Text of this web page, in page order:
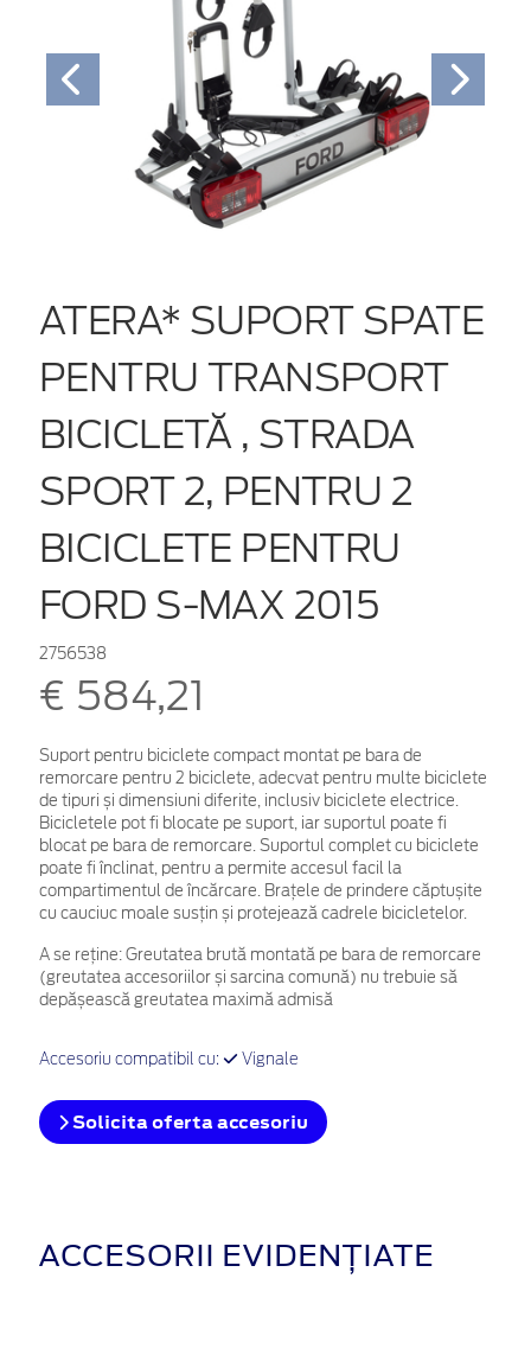
ATERA* SUPORT SPATE
PENTRU TRANSPORT
BICICLETĂ , STRADA
SPORT 2, PENTRU 2
BICICLETE PENTRU
FORD S-MAX 2015
2756538
€ 584,21
Suport pentru biciclete compact montat pe bara de
remorcare pentru 2 biciclete, adecvat pentru multe biciclete
de tipuri și dimensiuni diferite, inclusiv biciclete electrice.
Bicicletele pot fi blocate pe suport, iar suportul poate fi
blocat pe bara de remorcare. Suportul complet cu biciclete
poate fi înclinat, pentru a permite accesul facil la
compartimentul de încărcare. Brațele de prindere căptușite
cu cauciuc moale susțin și protejează cadrele bicicletelor.
A se reține: Greutatea brută montată pe bara de remorcare
(greutatea accesoriilor și sarcina comună) nu trebuie să
depășească greutatea maximă admisă
Accesoriu compatibil cu: Vignale
Solicita oferta accesoriu
ACCESORII EVIDENȚIATE